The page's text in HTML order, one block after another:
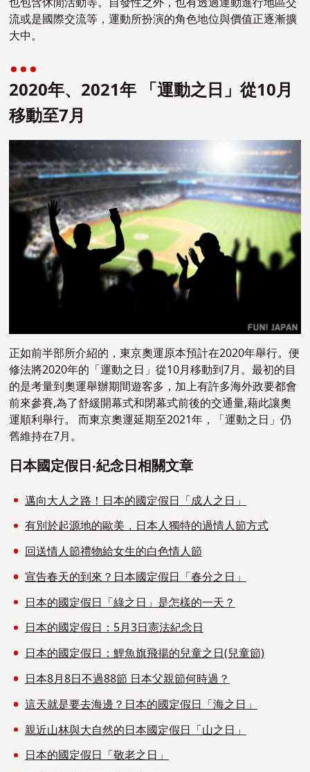
流或是國際交流等，運動所扮演的角色地位與價值正逐漸擴
大中。
2020年、2021年 「運動之日」從10月
移動至7月
正如前半部所介紹的，東京奧運原本預計在2020年舉行。便
修法將2020年的「運動之日」從10月移動到7月。最初的目
的是考量到奧運舉辦期間遊客多，加上有許多海外政要都會
前來參賽,為了舒緩開幕式和閉幕式前後的交通量,藉此讓奧
運順利舉行。 而東京奧運延期至2021年，「運動之日」仍
舊維持在7月。
日本國定假日‧紀念日相關文章
邁向大人之路！日本的國定假日「成人之日」
有別於起源地的歐美，日本人獨特的過情人節方式
回送情人節禮物給女生的白色情人節
宣告春天的到來？日本國定假日「春分之日」
日本的國定假日「綠之日」是怎樣的一天？
日本的國定假日：5月3日憲法紀念日
日本的國定假日：鯉魚旗飛揚的兒童之日(兒童節)
日本8月8日不過88節 日本父親節何時過？
這天就是要去海邊？日本的國定假日「海之日」
親近山林與大自然的日本國定假日「山之日」
日本的國定假日「敬老之日」